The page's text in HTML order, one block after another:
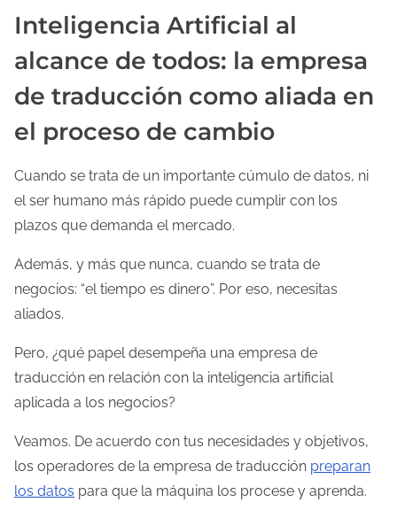
Inteligencia Artificial al
alcance de todos: la empresa
de traducción como aliada en
el proceso de cambio
Cuando se trata de un importante cúmulo de datos, ni
el ser humano más rápido puede cumplir con los
plazos que demanda el mercado.
Además, y más que nunca, cuando se trata de
negocios: “el tiempo es dinero”. Por eso, necesitas
aliados.
Pero, ¿qué papel desempeña una empresa de
traducción en relación con la inteligencia artificial
aplicada a los negocios?
Veamos. De acuerdo con tus necesidades y objetivos,
los operadores de la empresa de traducción preparan
los datos para que la máquina los procese y aprenda.